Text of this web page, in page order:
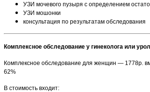
УЗИ мочевого пузыря с определением
УЗИ мошонки
консультация по результатам обследования
Комплексное обследование у гинеколога или
Комплексное обследование для женщин — 1778р.
62%
В стоимость входит: